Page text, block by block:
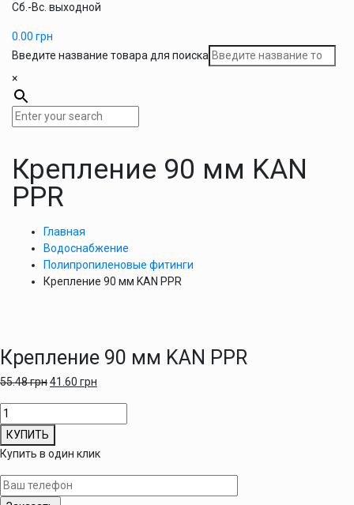
Сб.-Вс. выходной
0.00 грн
Введите название товара для поиска
×
Крепление 90 мм KAN
PPR
Главная
Водоснабжение
Полипропиленовые фитинги
Крепление 90 мм KAN PPR
Крепление 90 мм KAN PPR
55.48грн41.60 грн
Количество
товара
Крепление
90
мм
KAN
КУПИТЬ
Купить в один клик